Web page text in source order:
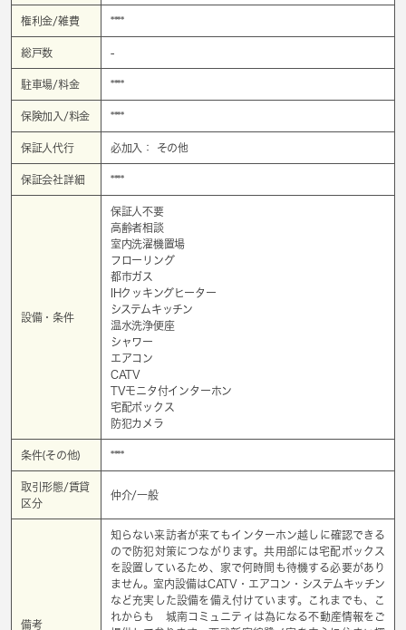
権利金/雑費 ****
総戸数 -
駐車場/料金 ****
保険加入/料金 ****
保証人代行 必加入： その他
保証会社詳細 ****
設備・条件
保証人不要
高齢者相談
室内洗濯機置場
フローリング
都市ガス
IHクッキングヒーター
システムキッチン
温水洗浄便座
シャワー
エアコン
CATV
TVモニタ付インターホン
宅配ボックス
防犯カメラ
条件(その他) ****
取引形態/賃貸
区分
仲介/一般
備考
知らない来訪者が来てもインターホン越しに確認できる
ので防犯対策につながります。共用部には宅配ボックス
を設置しているため、家で何時間も待機する必要があり
ません。室内設備はCATV・エアコン・システムキッチン
など充実した設備を備え付けています。これまでも、こ
れからも 城南コミュニティは為になる不動産情報をご